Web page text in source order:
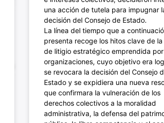
una acción de tutela para impugnar
decisión del Consejo de Estado.
La línea del tiempo que a
presenta recoge los hitos clave de
de litigio estratégico emprendida
organizaciones, cuyo objetivo era
se revocara la decisión del Consejo
Estado y se expidiera una nueva
que confirmara la vulneración de los
derechos colectivos a la moralidad
administrativa, la defensa del